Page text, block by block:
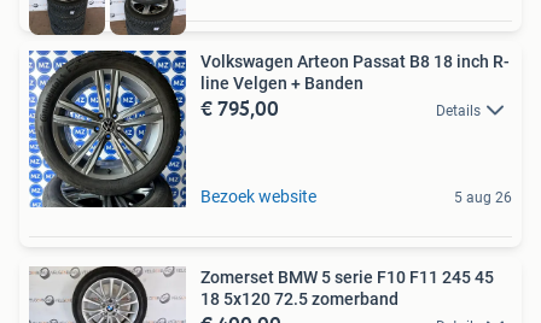
Volkswagen Arteon Passat B8 18 inch R-
line Velgen + Banden
€ 795,00 Details
Bezoek website 5 aug 26
Zomerset BMW 5 serie F10 F11 245 45
18 5x120 72.5 zomerband